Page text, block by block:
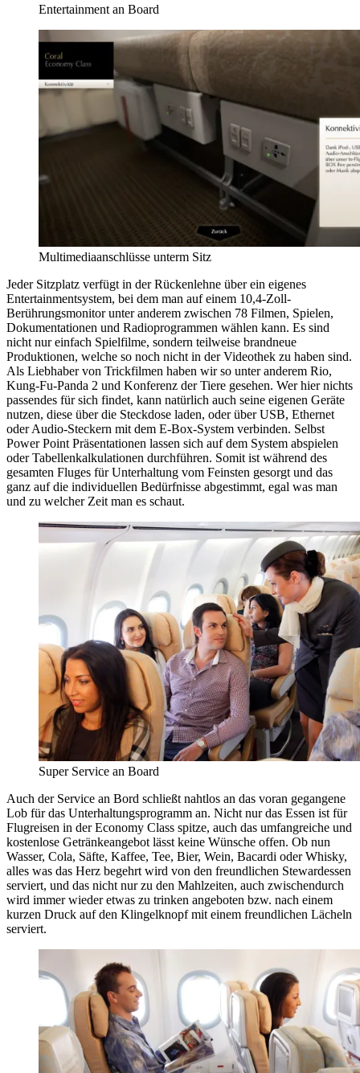
Entertainment an Board
Multimediaanschlüsse unterm Sitz
Jeder Sitzplatz verfügt in der Rückenlehne über ein eigenes
Entertainmentsystem, bei dem man auf einem 10,4-Zoll-
Berührungsmonitor unter anderem zwischen 78 Filmen, Spielen,
Dokumentationen und Radioprogrammen wählen kann. Es sind
nicht nur einfach Spielfilme, sondern teilweise brandneue
Produktionen, welche so noch nicht in der Videothek zu haben sind.
Als Liebhaber von Trickfilmen haben wir so unter anderem Rio,
Kung-Fu-Panda 2 und Konferenz der Tiere gesehen. Wer hier nichts
passendes für sich findet, kann natürlich auch seine eigenen Geräte
nutzen, diese über die Steckdose laden, oder über USB, Ethernet
oder Audio-Steckern mit dem E-Box-System verbinden. Selbst
Power Point Präsentationen lassen sich auf dem System abspielen
oder Tabellenkalkulationen durchführen. Somit ist während des
gesamten Fluges für Unterhaltung vom Feinsten gesorgt und das
ganz auf die individuellen Bedürfnisse abgestimmt, egal was man
und zu welcher Zeit man es schaut.
Super Service an Board
Auch der Service an Bord schließt nahtlos an das voran gegangene
Lob für das Unterhaltungsprogramm an. Nicht nur das Essen ist für
Flugreisen in der Economy Class spitze, auch das umfangreiche und
kostenlose Getränkeangebot lässt keine Wünsche offen. Ob nun
Wasser, Cola, Säfte, Kaffee, Tee, Bier, Wein, Bacardi oder Whisky,
alles was das Herz begehrt wird von den freundlichen Stewardessen
serviert, und das nicht nur zu den Mahlzeiten, auch zwischendurch
wird immer wieder etwas zu trinken angeboten bzw. nach einem
kurzen Druck auf den Klingelknopf mit einem freundlichen Lächeln
serviert.